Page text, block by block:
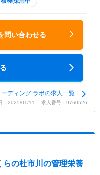
問い合わせる
ディング.ラボの求人一覧
：2025/01/11 求人番号：9760526
の杜市川 の管理栄養